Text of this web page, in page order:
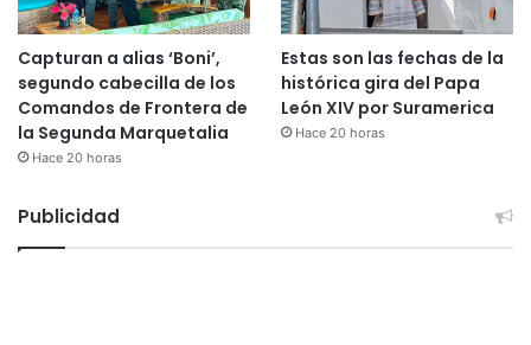
Capturan a alias ‘Boni’,
segundo cabecilla de los
Comandos de Frontera de
la Segunda Marquetalia
Hace 20 horas
Estas son las fechas de la
histórica gira del Papa
León XIV por Suramerica
Hace 20 horas
Publicidad